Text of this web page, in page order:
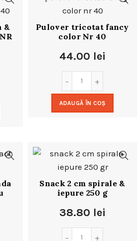
&
Pulover tricotat fancy
color Nr 40
44.00 lei
ADAUGĂ ÎN COȘ
Snack 2 cm spirale &
iepure 250 g
38.80 lei